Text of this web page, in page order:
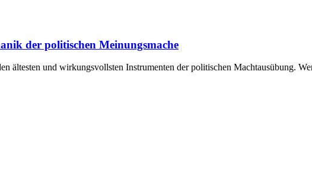
der politischen Meinungsmache
ältesten und wirkungsvollsten Instrumenten der politischen Machtausübung.